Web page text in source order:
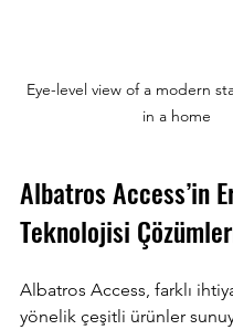
Eye-level view of a modern
in a home
Albatros Access’in
Teknolojisi
Albatros Access, farklı
yönelik çeşitli ürünler